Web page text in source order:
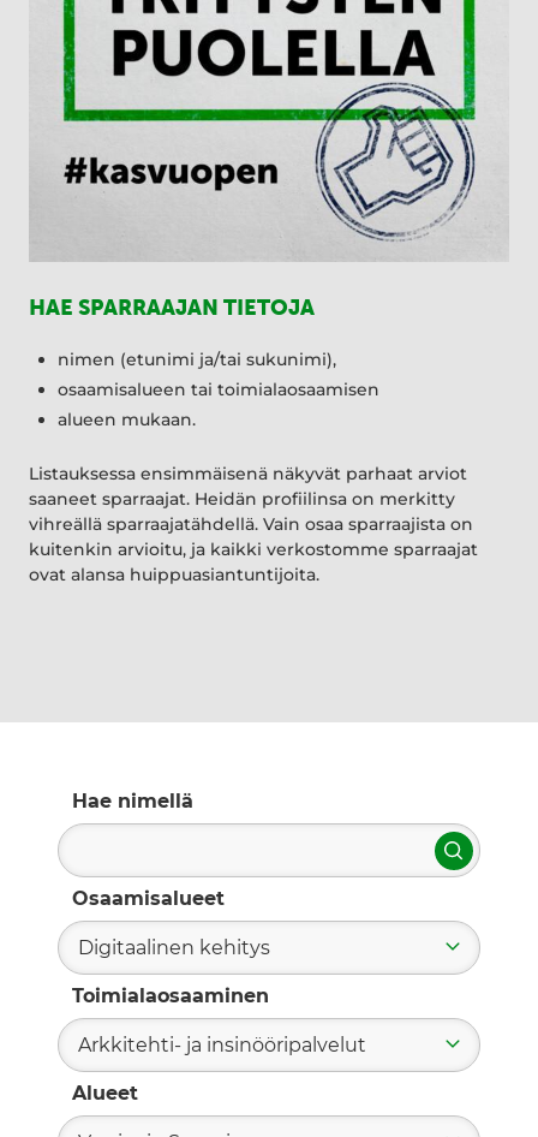
HAE SPARRAAJAN TIETOJA
nimen (etunimi ja/tai sukunimi),
osaamisalueen tai toimialaosaamisen
alueen mukaan.
Listauksessa ensimmäisenä näkyvät parhaat arviot
saaneet sparraajat. Heidän profiilinsa on merkitty
vihreällä sparraajatähdellä. Vain osaa sparraajista on
kuitenkin arvioitu, ja kaikki verkostomme sparraajat
ovat alansa huippuasiantuntijoita.
Hae nimellä
Hae
Osaamisalueet
Digitaalinen kehitys
Toimialaosaaminen
Arkkitehti- ja insinööripalvelut
Alueet